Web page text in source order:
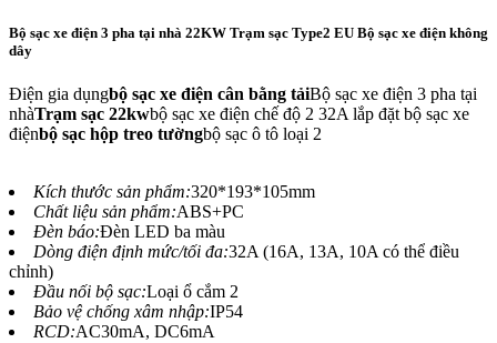
Bộ sạc xe điện 3 pha tại nhà 22KW Trạm sạc Type2 EU Bộ sạc xe điện không
dây
Điện gia dụngbộ sạc xe điện cân bằng tảiBộ sạc xe điện 3 pha tại
nhàTrạm sạc 22kwbộ sạc xe điện chế độ 2 32A lắp đặt bộ sạc xe
điệnbộ sạc hộp treo tườngbộ sạc ô tô loại 2
Kích thước sản phẩm:320*193*105mm
Chất liệu sản phẩm:ABS+PC
Đèn báo:Đèn LED ba màu
Dòng điện định mức/tối đa:32A (16A, 13A, 10A có thể điều
chỉnh)
Đầu nối bộ sạc:Loại ổ cắm 2
Bảo vệ chống xâm nhập:IP54
RCD:AC30mA, DC6mA